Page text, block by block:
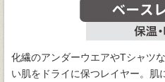
化繊のアンダーウエアやTシャツ
い肌をドライに保つレイヤー。肌